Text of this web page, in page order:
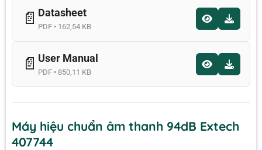
📄 Datasheet
PDF • 162,54 KB
📄 User Manual
PDF • 850,11 KB
Máy hiệu chuẩn âm thanh 94dB Extech
407744